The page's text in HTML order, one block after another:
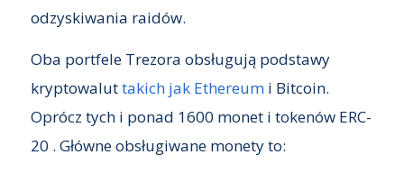
odzyskiwania raidów.
Oba portfele Trezora obsługują podstawy
kryptowaluttakich jak Etherеumi Bitcoin.
Oprócz tych i ponad 1600 monet i tokenów ERC-
20 . Główne obsługiwane monety to: